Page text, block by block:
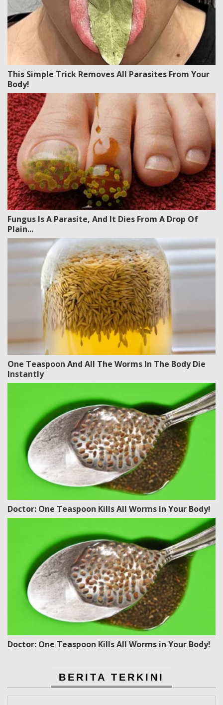
This Simple Trick Removes All Parasites From Your
Body!
Fungus Is A Parasite, And It Dies From A Drop Of
Plain...
One Teaspoon And All The Worms In The Body Die
Instantly
Doctor: One Teaspoon Kills All Worms in Your Body!
Doctor: One Teaspoon Kills All Worms in Your Body!
BERITA TERKINI